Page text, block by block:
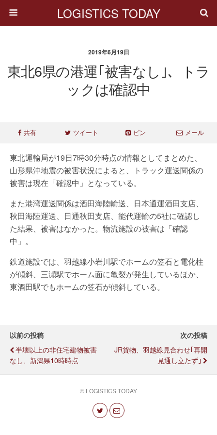
LOGISTICS TODAY
2019年6月19日
東北6県の港運｢被害なし｣、トラ
ックは確認中
共有 ツイート ピン メール
東北運輸局が19日7時30分時点の情報としてまとめた、
山形県沖地震の被害状況によると、トラック運送関係の
被害は現在「確認中」となっている。
また港湾運送関係は酒田海陸輸送、日本通運酒田支店、
秋田海陸運送、日通秋田支店、能代運輸の5社に確認し
た結果、被害はなかった。物流施設の被害は「確認
中」。
鉄道施設では、羽越線小岩川駅でホームの笠石と電化柱
が傾斜、三瀬駅でホーム面に亀裂が発生しているほか、
東酒田駅でもホームの笠石が傾斜している。
以前の投稿
半壊以上の非住宅建物被害
なし、新潟県10時時点
次の投稿
JR貨物、羽越線見合わせ｢再開
見通し立たず｣
© LOGISTICS TODAY